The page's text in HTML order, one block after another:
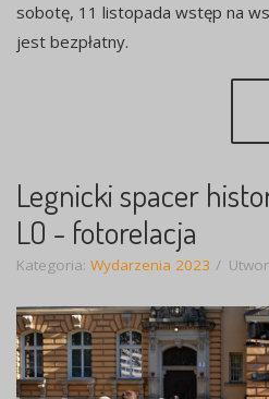
sobotę, 11 listopada wstęp na
jest bezpłatny.
Legnicki spacer
LO - fotorelacja
Kategoria: Wydarzenia 2023